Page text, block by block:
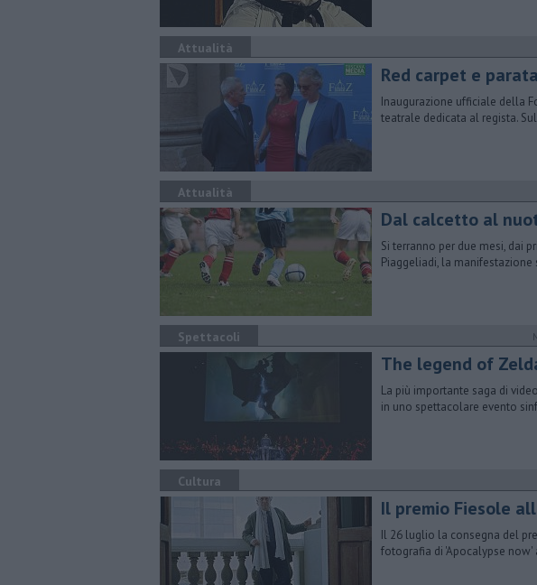
Attualità
Red carpet e
Inaugurazione ufficiale della
teatrale dedicata al regista.
Attualità
Dal calcetto al
Si terranno per due mesi, dai
Piaggeliadi, la manifestazione
Spettacoli
The legend of
La più importante saga di
in uno spettacolare evento
Cultura
Il premio Fiesole
Il 26 luglio la consegna del
fotografia di 'Apocalypse